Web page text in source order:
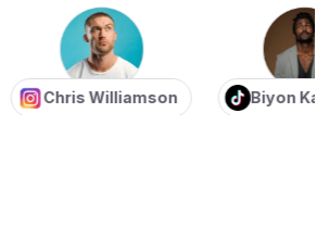
Chris Williamson Biyon